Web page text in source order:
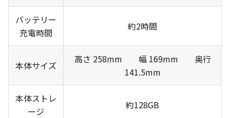
バッテリー
充電時間
約2時間
本体サイズ
高さ 258mm 幅 169mm 奥行
141.5mm
本体ストレ
ージ
約128GB